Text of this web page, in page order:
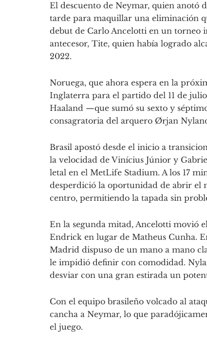
El descuento de Neymar, quien anotó
tarde para maquillar una eliminación
debut de Carlo Ancelotti en un torneo
antecesor, Tite, quien había logrado
2022.
Noruega, que ahora espera en la
Inglaterra para el partido del 11 de
Haaland —que sumó su sexto y
consagratoria del arquero Ørjan
Brasil apostó desde el inicio a
la velocidad de Vinícius Júnior y
letal en el MetLife Stadium. A los 17
desperdició la oportunidad de abrir el
centro, permitiendo la tapada sin
En la segunda mitad, Ancelotti movió
Endrick en lugar de Matheus Cunha.
Madrid dispuso de un mano a mano
le impidió definir con comodidad.
desviar con una gran estirada un
Con el equipo brasileño volcado al
cancha a Neymar, lo que
el juego.